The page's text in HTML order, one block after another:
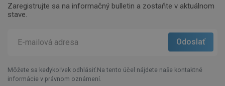
Zaregistrujte sa na informačný bulletin a zostaňte v aktuálnom
stave.
Môžete sa kedykoľvek odhlásiť.Na tento účel nájdete naše kontaktné
informácie v právnom oznámení.